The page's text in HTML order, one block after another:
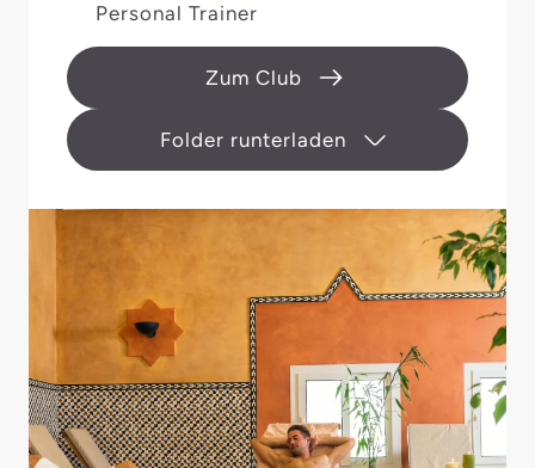
Personal Trainer
Zum Club
Folder runterladen